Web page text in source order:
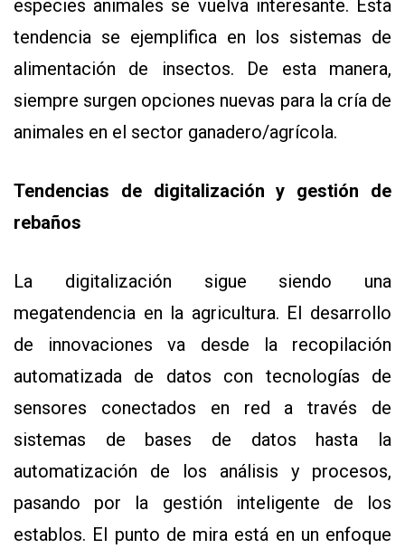
especies animales se vuelva interesante. Esta
tendencia se ejemplifica en los sistemas de
alimentación de insectos. De esta manera,
siempre surgen opciones nuevas para la cría de
animales en el sector ganadero/agrícola.
Tendencias de digitalización y gestión de
rebaños
La digitalización sigue siendo una
megatendencia en la agricultura. El desarrollo
de innovaciones va desde la recopilación
automatizada de datos con tecnologías de
sensores conectados en red a través de
sistemas de bases de datos hasta la
automatización de los análisis y procesos,
pasando por la gestión inteligente de los
establos. El punto de mira está en un enfoque